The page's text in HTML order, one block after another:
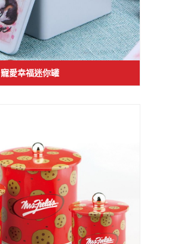
寵愛幸福迷你罐